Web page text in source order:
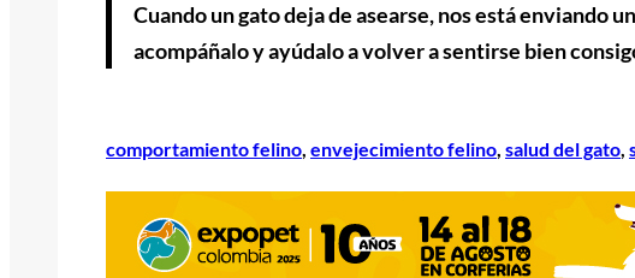
Cuando un gato deja de asearse, nos está enviando
acompáñalo y ayúdalo a volver a sentirse bien
comportamiento felino envejecimiento felino salud del gato